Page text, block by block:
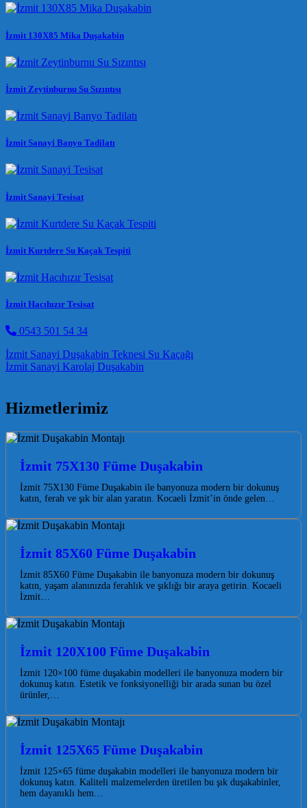
İzmit 130X85 Mika Duşakabin
İzmit Zeytinburnu Su Sızıntısı
İzmit Sanayi Banyo Tadilatı
İzmit Sanayi Tesisat
İzmit Kurtdere Su Kaçak Tespiti
İzmit Hacıhızır Tesisat
0543 501 54 34
Post navigation
İzmit Sanayi Duşakabin Teknesi Su Kaçağı
İzmit Sanayi Karolaj Duşakabin
Hizmetlerimiz
İzmit 75X130 Füme Duşakabin
İzmit 75X130 Füme Duşakabin ile banyonuza modern bir dokunuş
katın, ferah ve şık bir alan yaratın. Kocaeli İzmit’in önde gelen…
İzmit 85X60 Füme Duşakabin
İzmit 85X60 Füme Duşakabin ile banyonuza modern bir dokunuş
katın, yaşam alanınızda ferahlık ve şıklığı bir araya getirin. Kocaeli
İzmit…
İzmit 120X100 Füme Duşakabin
İzmit 120×100 füme duşakabin modelleri ile banyonuza modern bir
dokunuş katın. Estetik ve fonksiyonelliği bir arada sunan bu özel
ürünler,…
İzmit 125X65 Füme Duşakabin
İzmit 125×65 füme duşakabin modelleri ile banyonuza modern bir
dokunuş katın. Kaliteli malzemelerden üretilen bu şık duşakabinler,
hem dayanıklı hem…